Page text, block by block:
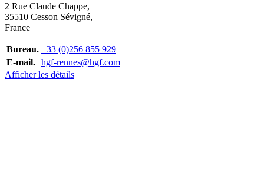
2 Rue Claude Chappe,
35510 Cesson Sévigné,
France
Bureau. +33 (0)256 855 929
E-mail. hgf-rennes@hgf.com
Afficher les détails